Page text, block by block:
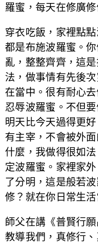
羅蜜，每天在修廣
穿衣吃飯，家裡點
都是布施波羅蜜。
亂，整整齊齊，這
法，做事情有先後
在當中。很有耐心
忍辱波羅蜜。不但
明天比今天過得更
有主宰，不會被外
什麼，我做得很如
定波羅蜜。家裡家
了分明，這是般若
修？就在你日常生活
師父在講《普賢行
教導我們，真修行